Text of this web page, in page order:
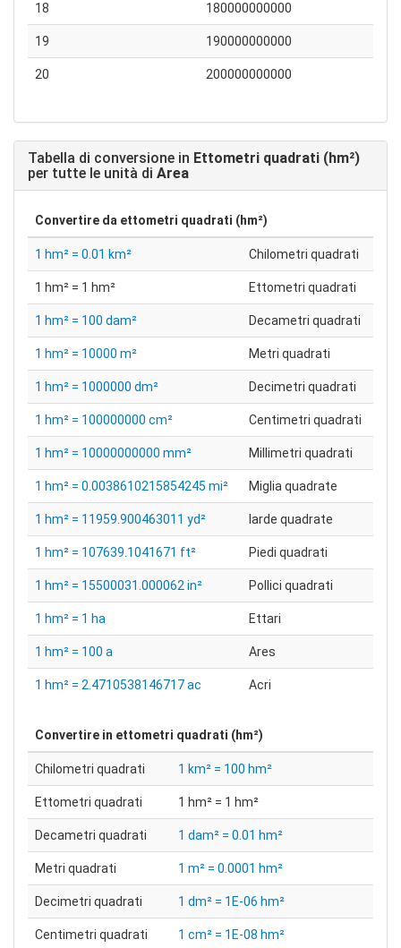
18 180000000000
19 190000000000
20 200000000000
Tabella di conversione in Ettometri quadrati (hm²)
per tutte le unità di Area
Convertire da ettometri quadrati (hm²)
1 hm² = 0.01 km² Chilometri quadrati
1 hm² = 1 hm² Ettometri quadrati
1 hm² = 100 dam² Decametri quadrati
1 hm² = 10000 m² Metri quadrati
1 hm² = 1000000 dm² Decimetri quadrati
1 hm² = 100000000 cm² Centimetri quadrati
1 hm² = 10000000000 mm² Millimetri quadrati
1 hm² = 0.0038610215854245 mi² Miglia quadrate
1 hm² = 11959.900463011 yd² Iarde quadrate
1 hm² = 107639.1041671 ft² Piedi quadrati
1 hm² = 15500031.000062 in² Pollici quadrati
1 hm² = 1 ha Ettari
1 hm² = 100 a Ares
1 hm² = 2.4710538146717 ac Acri
Convertire in ettometri quadrati (hm²)
Chilometri quadrati 1 km² = 100 hm²
Ettometri quadrati 1 hm² = 1 hm²
Decametri quadrati 1 dam² = 0.01 hm²
Metri quadrati 1 m² = 0.0001 hm²
Decimetri quadrati 1 dm² = 1E-06 hm²
Centimetri quadrati 1 cm² = 1E-08 hm²